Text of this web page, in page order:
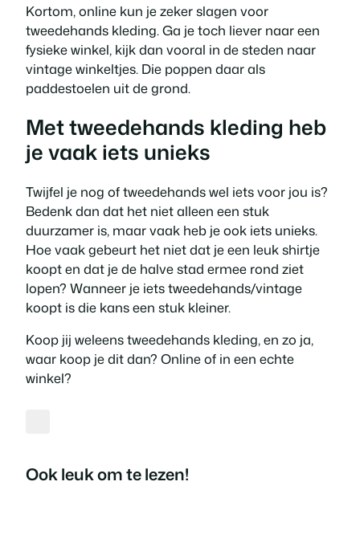
Kortom, online kun je zeker slagen voor
tweedehands kleding. Ga je toch liever naar een
fysieke winkel, kijk dan vooral in de steden naar
vintage winkeltjes. Die poppen daar als
paddestoelen uit de grond.
Met tweedehands kleding heb
je vaak iets unieks
Twijfel je nog of tweedehands wel iets voor jou is?
Bedenk dan dat het niet alleen een stuk
duurzamer is, maar vaak heb je ook iets unieks.
Hoe vaak gebeurt het niet dat je een leuk shirtje
koopt en dat je de halve stad ermee rond ziet
lopen? Wanneer je iets tweedehands/vintage
koopt is die kans een stuk kleiner.
Koop jij weleens tweedehands kleding, en zo ja,
waar koop je dit dan? Online of in een echte
winkel?
Ook leuk om te lezen!